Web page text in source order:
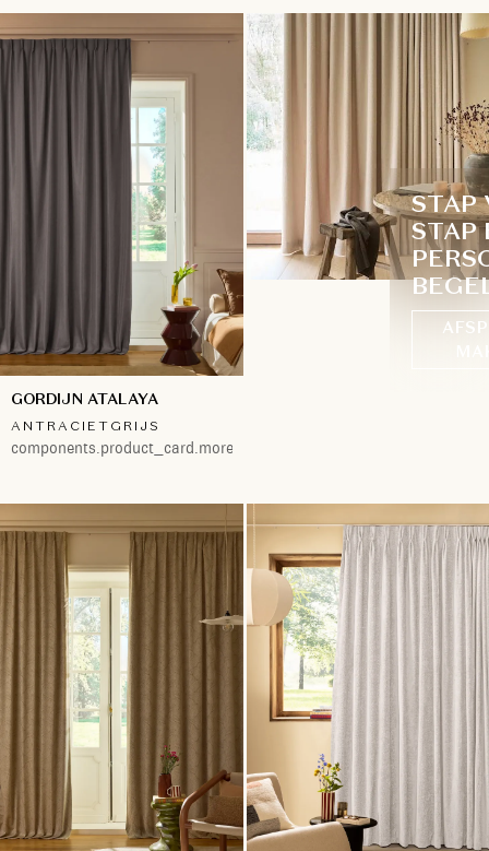
GORDIJN ATALAYA
ANTRACIETGRIJS
components.product_card.more.both
STAP
STAP